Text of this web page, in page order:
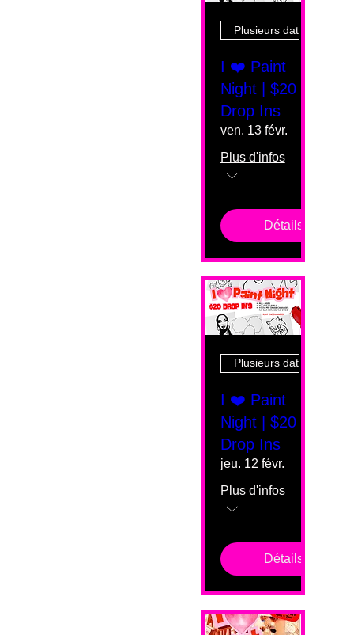
Plusieurs dates
I ❤️ Paint
Night | $20
Drop Ins
ven. 13 févr.
Plus d'infos
Détails
Plusieurs dates
I ❤️ Paint
Night | $20
Drop Ins
jeu. 12 févr.
Plus d'infos
Détails